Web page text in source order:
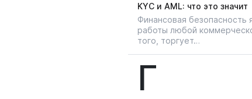
KYС и AML: что это значит
Финансовая безопасность
работы любой
того, торгует…
Г